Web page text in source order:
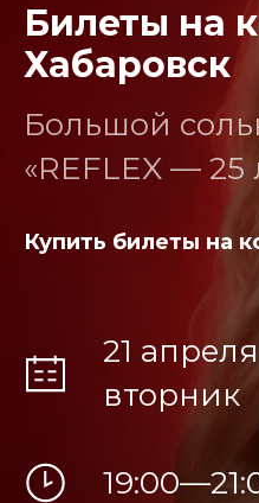
Билеты на
Хабаровск
Большой
«REFLEX — 25
Купить билеты на
21
вторник